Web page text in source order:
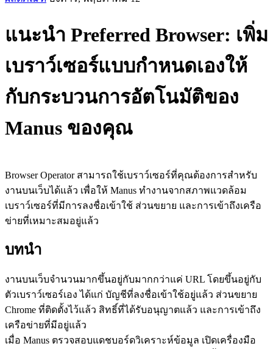
แนะนำ Preferred Browser: เพิ่ม
เบราว์เซอร์แบบกำหนดเองให้
กับกระบวนการอัตโนมัติของ
Manus ของคุณ
Browser Operator สามารถใช้เบราว์เซอร์ที่คุณต้องการสำหรับ
งานบนเว็บได้แล้ว เพื่อให้ Manus ทำงานจากสภาพแวดล้อม
เบราว์เซอร์ที่มีการลงชื่อเข้าใช้ ส่วนขยาย และการเข้าถึงเครือ
ข่ายที่เหมาะสมอยู่แล้ว
บทนำ
งานบนเว็บจำนวนมากขึ้นอยู่กับมากกว่าแค่ URL โดยขึ้นอยู่กับ
ตัวเบราว์เซอร์เอง ได้แก่ บัญชีที่ลงชื่อเข้าใช้อยู่แล้ว ส่วนขยาย
Chrome ที่ติดตั้งไว้แล้ว สิทธิ์ที่ได้รับอนุญาตแล้ว และการเข้าถึง
เครือข่ายที่มีอยู่แล้ว
เมื่อ Manus ตรวจสอบแดชบอร์ดวิเคราะห์ข้อมูล เปิดเครื่องมือ